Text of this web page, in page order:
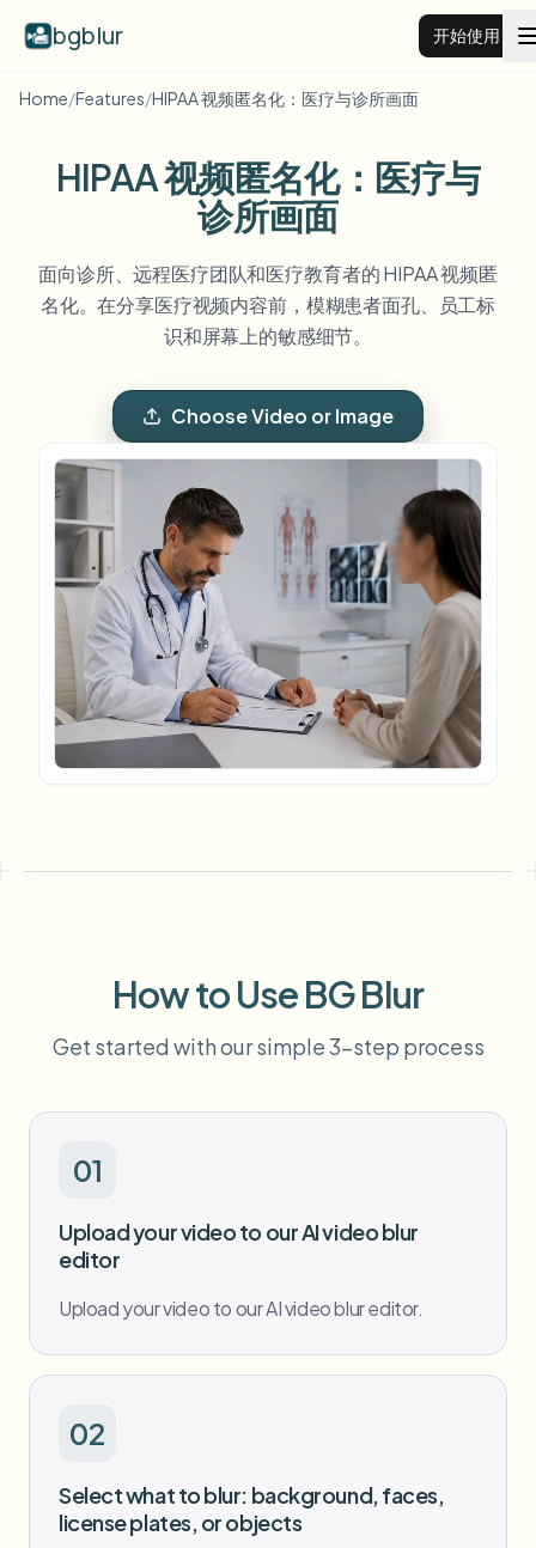
bgblur 开始使用
示例
查看所有示例
模糊人脸
模糊车牌
模糊背景
模糊任何内容
屏幕录制模糊
View all features
Browse every blur tool in one place
模糊车牌
模糊人脸
模糊背景
模糊任何内容
AI Video Object Remover
换脸 - 图片
换脸 - 视频
批量视频模糊
学校与教育
校园摄像头、讲座和地区批量隐私
媒体与娱乐
试映、发布和合规
零售与电商
门店和仓库镜头
车队、行车记录仪和停车场大规模处理
模糊任何内容
API 和 SDK
自动化上传、任务和Webhook
视频智能
批量背景移除
资源
常见问题
博客
Whitepapers
工具
Choose language
Home/Features/HIPAA 视频匿名化：医疗与诊所画面
HIPAA 视频匿名化：医疗与
诊所画面
面向诊所、远程医疗团队和医疗教育者的 HIPAA 视频匿
名化。在分享医疗视频内容前，模糊患者面孔、员工标
识和屏幕上的敏感细节。
Choose Video or Image
How to Use BG Blur
Get started with our simple 3-step process
01
Upload your video to our AI video blur
editor
Upload your video to our AI video blur editor.
02
Select what to blur: background, faces,
license plates, or objects